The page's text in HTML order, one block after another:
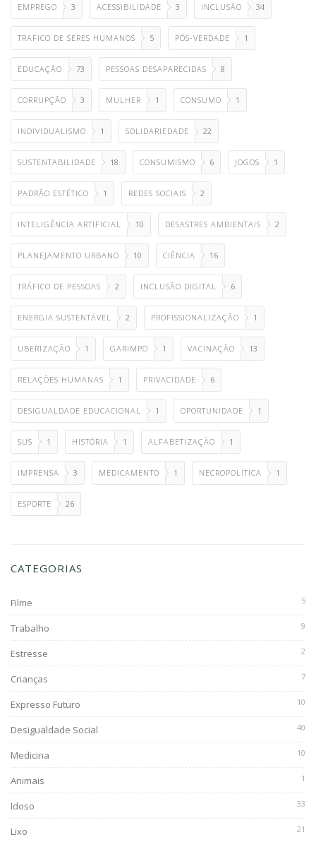
EMPREGO 3 ACESSIBILIDADE 3 INCLUSÃO 34
TRAFICO DE SERES HUMANOS 5 PÓS-VERDADE 1
EDUCAÇÃO 73 PESSOAS DESAPARECIDAS 8
CORRUPÇÃO 3 MULHER 1 CONSUMO 1
INDIVIDUALISMO 1 SOLIDARIEDADE 22
SUSTENTABILIDADE 18 CONSUMISMO 6 JOGOS 1
PADRÃO ESTÉTICO 1 REDES SOCIAIS 2
INTELIGÊNCIA ARTIFICIAL 10 DESASTRES AMBIENTAIS 2
PLANEJAMENTO URBANO 10 CIÊNCIA 16
TRÁFICO DE PESSOAS 2 INCLUSÃO DIGITAL 6
ENERGIA SUSTENTÁVEL 2 PROFISSIONALIZAÇÃO 1
UBERIZAÇÃO 1 GARIMPO 1 VACINAÇÃO 13
RELAÇÕES HUMANAS 1 PRIVACIDADE 6
DESIGUALDADE EDUCACIONAL 1 OPORTUNIDADE 1
SUS 1 HISTÓRIA 1 ALFABETIZAÇÃO 1
IMPRENSA 3 MEDICAMENTO 1 NECROPOLÍTICA 1
ESPORTE 26
CATEGORIAS
Filme 5
Trabalho 9
Estresse 2
Crianças 7
Expresso Futuro 10
Desigualdade Social 40
Medicina 10
Animais 1
Idoso 33
Lixo 21